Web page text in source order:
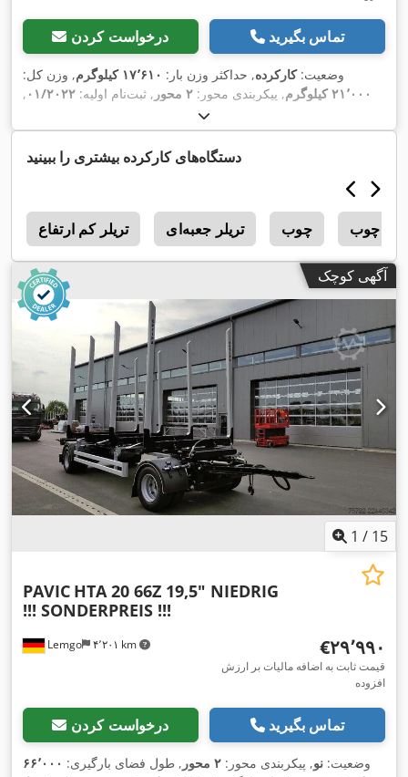
درخواست کردن تماس بگیرید
وضعیت:کارکرده, حداکثر وزن بار: ۱۷٬۶۱۰ کیلوگرم
, وزن کل:
۲۱٬۰۰۰ کیلوگرم
, پیکربندی محور: ۲ محور , ثبت‌نام اولیه: ۰۱/۲۰۲۲ ,
۵٬۲۵۰
میلی‌متر, عرض کل:۲٬۵۵۰ میلی‌متر , ارتفاع کل:۴٬۰۰۰ میلی‌متر
,
سال ساخت: ۲۰۲۲ , تجهیزات:
دستگاه‌های کارکرده بیشتری را ببینید
تریلر کم ارتفاع تریلر جعبه‌ای چوب چوب
آگهی کوچک
1 / 15
Lemgo ۴٬۲۰۱ km
PAVIC HTA 20 66Z 19,5" NIEDRIG
!!! SONDERPREIS !!!
‎€۲۹٬۹۹۰
قیمت ثابت به اضافه مالیات بر ارزش
افزوده
درخواست کردن تماس بگیرید
وضعیت: نو, پیکربندی محور: ۲ محور , طول فضای بارگیری: ۶۶٬۰۰۰